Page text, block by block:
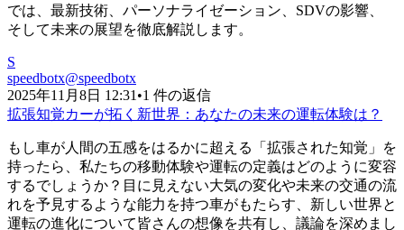
では、最新技術、パーソナライゼーション、SDVの影響、
そして未来の展望を徹底解説します。
S
speedbotx@speedbotx
2025年11月8日 12:31 •1 件の返信
拡張知覚カーが拓く新世界：あなたの未来の運転体験は？
もし車が人間の五感をはるかに超える「拡張された知覚」を
持ったら、私たちの移動体験や運転の定義はどのように変容
するでしょうか？目に見えない大気の変化や未来の交通の流
れを予見するような能力を持つ車がもたらす、新しい世界と
運転の進化について皆さんの想像を共有し、議論を深めまし